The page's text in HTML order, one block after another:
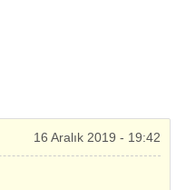
16 Aralık 2019 - 19:42